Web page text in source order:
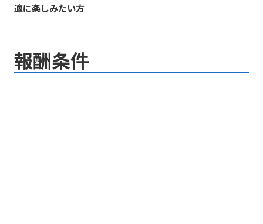
適に楽しみたい方
報酬条件